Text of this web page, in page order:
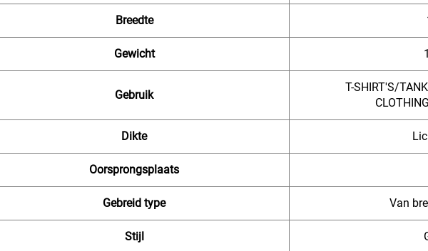
Breedte
Gewicht
Gebruik
T-SHIRT'S/
Dikte
Oorsprongsplaats
Gebreid type Van
Stijl